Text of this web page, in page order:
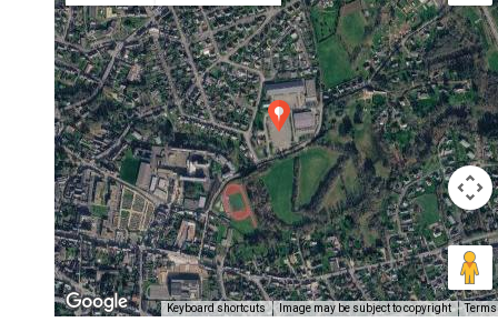
Keyboard shortcuts Image may be subject to copyright Terms